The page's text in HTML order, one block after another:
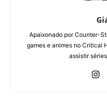
Apaixonado por Counter-
games e animes no Critical
assistir